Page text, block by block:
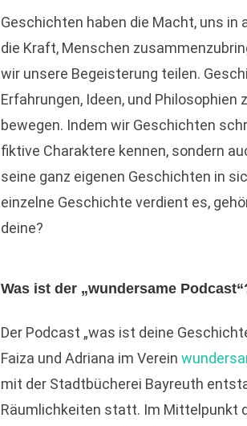
Geschichten haben die Macht, uns in
die Kraft, Menschen
wir unsere Begeisterung teilen.
Erfahrungen, Ideen, und
bewegen. Indem wir Geschichten
fiktive Charaktere kennen, sondern
seine ganz eigenen Geschichten in
einzelne Geschichte verdient es,
deine?
Was ist der „wundersame
Der Podcast „was ist deine
Faiza und Adriana im Verein
mit der Stadtbücherei Bayreuth
Räumlichkeiten statt. Im Mittelpunkt